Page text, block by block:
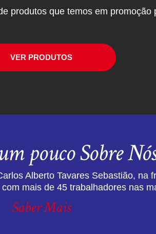
produtos que temos em promoção
VER PRODUTOS
pouco Sobre
Alberto Tavares Sebastião, na
mais de 45 trabalhadores nas
Saber Mais